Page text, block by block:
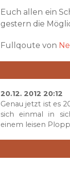
Euch allen ein
gestern die
Fullqoute von
20.12. 2012 20:12
Genau jetzt ist es
sich einmal in
einem leisen